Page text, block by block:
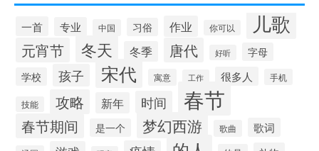
一首 专业 中国 习俗 作业 你可以 儿歌
元宵节 冬天 冬季 唐代 好听
字母
学校
孩子 宋代 寓意 工作 很多人 手机
技能 攻略 新年 时间 春节
春节期间 是一个 梦幻西游 歌曲 歌词